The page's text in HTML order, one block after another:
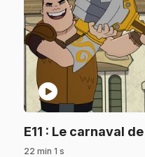
play_circle
E11 : Le carnaval
22 min 1 s